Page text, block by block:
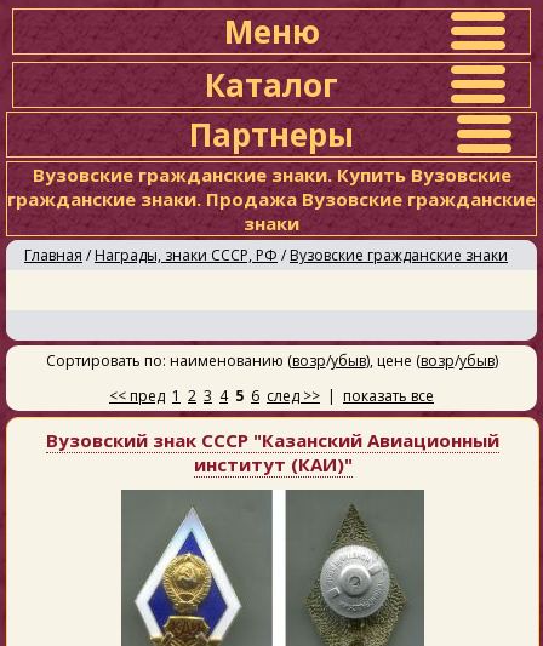
Меню
Каталог
Партнеры
Вузовские гражданские знаки. Купить Вузовские
гражданские знаки. Продажа Вузовские гражданские
знаки
Главная / Награды, знаки СССР, РФ / Вузовские гражданские знаки
Сортировать по: наименованию (возр/убыв), цене (возр/убыв)
<< пред 1 2 3 4 5 6 след >> | показать все
Вузовский знак СССР "Казанский Авиационный
институт (КАИ)"